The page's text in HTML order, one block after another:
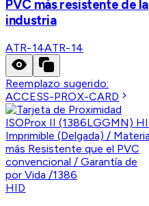
PVC más resistente de la
industria
ATR-14ATR-14
Reemplazo sugerido:
ACCESS-PROX-CARD
HID